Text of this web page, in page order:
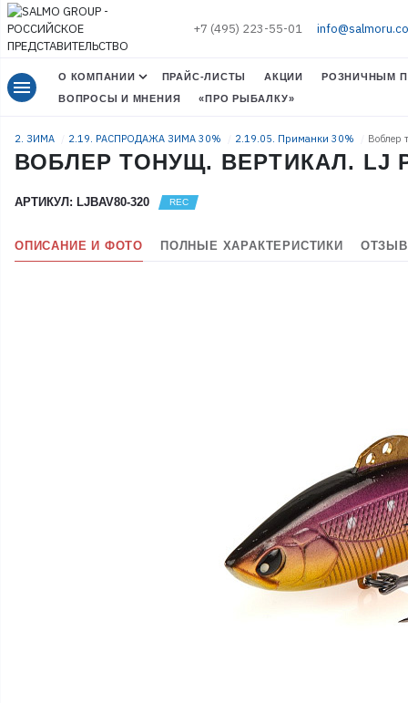
+7 (495) 223-55-01
menu О КОМПАНИИ ПРАЙС-ЛИСТЫ АКЦИИ
РОЗНИЧНЫМ
ВОПРОСЫ И МНЕНИЯ
«ПРО РЫБАЛКУ»
2. ЗИМА 2.19. РАСПРОДАЖА ЗИМА 30% 2.19.05. Приманки 30% Воблер
ВОБЛЕР ТОНУЩ. ВЕРТИКАЛ. LJ
АРТИКУЛ: LJBAV80-320
ОПИСАНИЕ И ФОТО ПОЛНЫЕ ХАРАКТЕРИСТИКИ